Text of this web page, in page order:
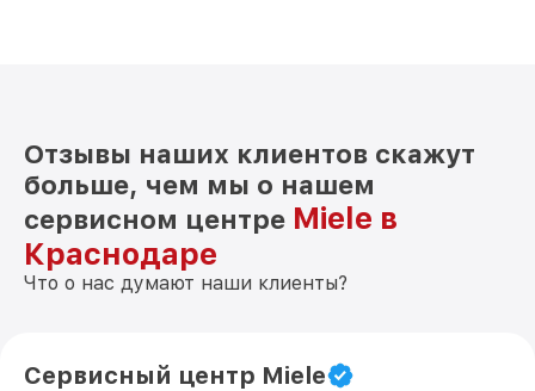
Отзывы наших клиентов скажут
больше, чем мы о нашем
сервисном центре Miele в
Краснодаре
Что о нас думают наши клиенты?
Сервисный центр Miele